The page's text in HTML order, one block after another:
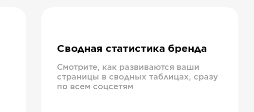
Сводная статистика бренда
Смотрите, как развиваются ваши
страницы в сводных таблицах, сразу
по всем соцсетям